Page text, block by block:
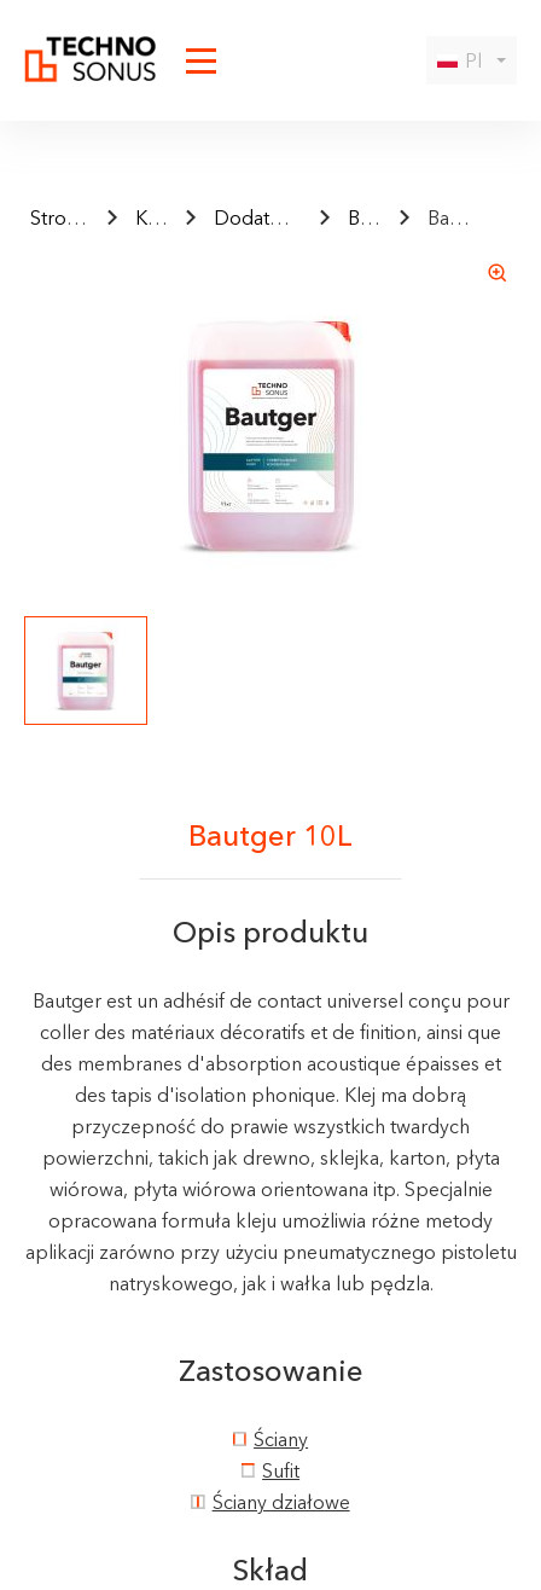
I agree to the privacy policy
Pl
Strona główna Katalog Dodatkowe materiały Bautger Bautger 10L
Bautger 10L
Opis produktu
Bautger est un adhésif de contact universel conçu pour
coller des matériaux décoratifs et de finition, ainsi que
des membranes d'absorption acoustique épaisses et
des tapis d'isolation phonique. Klej ma dobrą
przyczepność do prawie wszystkich twardych
powierzchni, takich jak drewno, sklejka, karton, płyta
wiórowa, płyta wiórowa orientowana itp. Specjalnie
opracowana formuła kleju umożliwia różne metody
aplikacji zarówno przy użyciu pneumatycznego pistoletu
natryskowego, jak i wałka lub pędzla.
Zastosowanie
Ściany
Sufit
Ściany działowe
Skład